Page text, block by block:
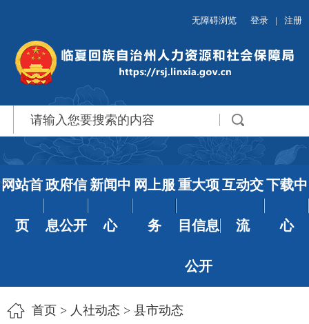
无障碍浏览 登录 | 注册
网站首
页
政府信
息公开
新闻中
心
网上服
务
重大项
目信息
公开
互动交
流
下载中
心
首页> 人社动态 > 县市动态